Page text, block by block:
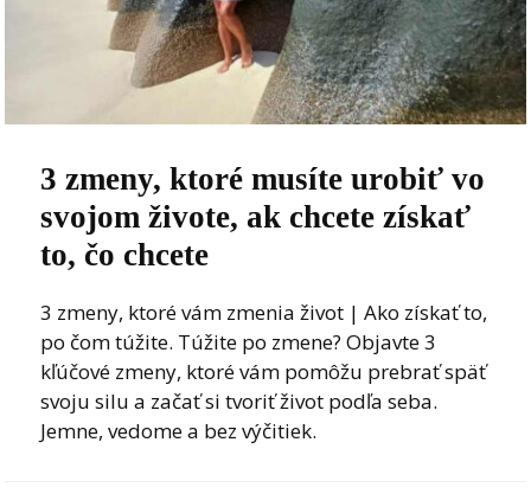
3 zmeny, ktoré musíte urobiť vo
svojom živote, ak chcete získať
to, čo chcete
3 zmeny, ktoré vám zmenia život | Ako získať to,
po čom túžite. Túžite po zmene? Objavte 3
kľúčové zmeny, ktoré vám pomôžu prebrať späť
svoju silu a začať si tvoriť život podľa seba.
Jemne, vedome a bez výčitiek.